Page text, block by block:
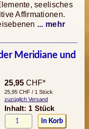
seelisches
Affirmationen.
... mehr
Meridiane und
25,95 CHF*
25,95 CHF / 1 Stück
zuzüglich Versand
Inhalt: 1 Stück